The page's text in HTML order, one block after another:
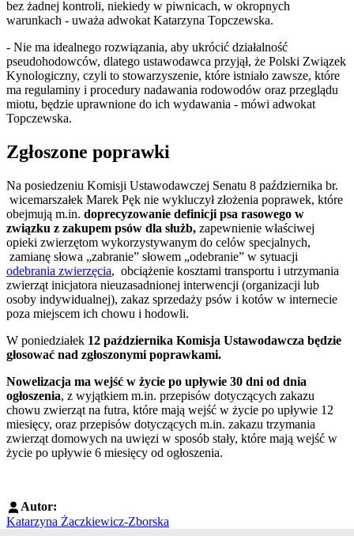
bez żadnej kontroli, niekiedy w piwnicach, w okropnych
warunkach - uważa adwokat Katarzyna Topczewska.
- Nie ma idealnego rozwiązania, aby ukrócić działalność
pseudohodowców, dlatego ustawodawca przyjął, że Polski Związek
Kynologiczny, czyli to stowarzyszenie, które istniało zawsze, które
ma regulaminy i procedury nadawania rodowodów oraz przeglądu
miotu, będzie uprawnione do ich wydawania - mówi adwokat
Topczewska.
Zgłoszone poprawki
Na posiedzeniu Komisji Ustawodawczej Senatu 8 października br.
wicemarszałek Marek Pęk nie wykluczył złożenia poprawek, które
obejmują m.in. doprecyzowanie definicji psa rasowego w
związku z zakupem psów dla służb, zapewnienie właściwej
opieki zwierzętom wykorzystywanym do celów specjalnych,
zamianę słowa „zabranie” słowem „odebranie” w sytuacji
odebrania zwierzęcia, obciążenie kosztami transportu i utrzymania
zwierząt inicjatora nieuzasadnionej interwencji (organizacji lub
osoby indywidualnej), zakaz sprzedaży psów i kotów w internecie
poza miejscem ich chowu i hodowli.
W poniedziałek 12 października Komisja Ustawodawcza będzie
głosować nad zgłoszonymi poprawkami.
Nowelizacja ma wejść w życie po upływie 30 dni od dnia
ogłoszenia, z wyjątkiem m.in. przepisów dotyczących zakazu
chowu zwierząt na futra, które mają wejść w życie po upływie 12
miesięcy, oraz przepisów dotyczących m.in. zakazu trzymania
zwierząt domowych na uwięzi w sposób stały, które mają wejść w
życie po upływie 6 miesięcy od ogłoszenia.
Autor:
Katarzyna Żaczkiewicz-Zborska